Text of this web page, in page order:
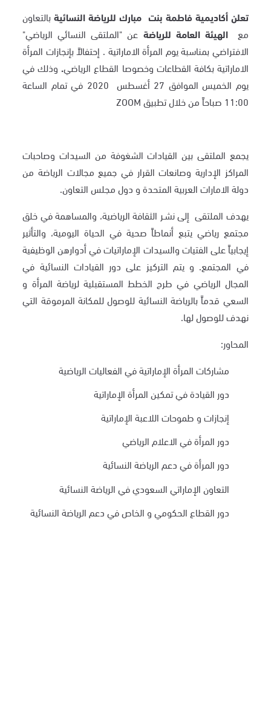
تعلن أكاديمية فاطمة بنت مبارك للرياضة النسائيةبالتعاون
معالهيئة العامة للرياضة عن "الملتقى النسائي الرياضي"
الافتراضي بمناسبة يوم المرأة الاماراتية . إحتفالاً بإنجازات المرأة
الاماراتية بكافة القطاعات وخصوصا القطاع الرياضي. وذلك في
يوم الخميس الموافق 27 أغسطس 2020 في تمام الساعة
11:00 صباحاً من خلال تطبيق ZOOM
يجمع الملتقى بين القيادات الشغوفة من السيدات وصاحبات
المراكز الإدارية وصانعات القرار في جميع مجالات الرياضة من
دولة الامارات العربية المتحدة و دول مجلس التعاون.
يهدف الملتقى إلى نشـر الثقافة الرياضية، والمساهمة في خلق
مجتمع رياضي يتبع أنماطاً صحية في الحياة اليومية، والتأثير
إيجابياً على الفتيات والسيدات الإماراتيات في أدوارهن الوظيفية
في المجتمع. و يتم التركيز على دور القيادات النسائية في
المجال الرياضي في طرح الخطط المستقبلية لرياضة المرأة و
السعي قدماً بالرياضة النسائية للوصول للمكانة المرموقة التي
نهدف للوصول لها.
المحاور:
مشاركات المرأة الإماراتية في الفعاليات الرياضية
دور القيادة في تمكين المرأة الإماراتية
إنجازات و طموحات اللاعبة الإماراتية
دور المرأة في الاعلام الرياضي
دور المرأة في دعم الرياضة النسائية
التعاون الإماراتي السعودي في الرياضة النسائية
دور القطاع الحكومي و الخاص في دعم الرياضة النسائية